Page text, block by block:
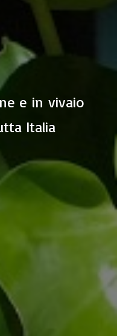
e in vivaio
Italia